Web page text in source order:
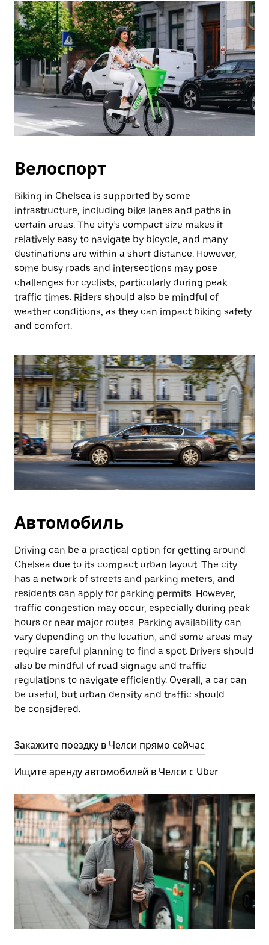
Велоспорт
Biking in Chelsea is supported by some
infrastructure, including bike lanes and paths in
certain areas. The city’s compact size makes it
relatively easy to navigate by bicycle, and many
destinations are within a short distance. However,
some busy roads and intersections may pose
challenges for cyclists, particularly during peak
traffic times. Riders should also be mindful of
weather conditions, as they can impact biking safety
and comfort.
Автомобиль
Driving can be a practical option for getting around
Chelsea due to its compact urban layout. The city
has a network of streets and parking meters, and
residents can apply for parking permits. However,
traffic congestion may occur, especially during peak
hours or near major routes. Parking availability can
vary depending on the location, and some areas may
require careful planning to find a spot. Drivers should
also be mindful of road signage and traffic
regulations to navigate efficiently. Overall, a car can
be useful, but urban density and traffic should
be considered.
Закажите поездку в Челси прямо сейчас
Ищите аренду автомобилей в Челси с Uber